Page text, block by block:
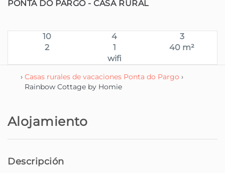
PONTA DO PARGO -CASA RURAL
10 4
3
2
1
40 m²
wifi
› Casas rurales de vacaciones Ponta do Pargo ›
Rainbow Cottage by Homie
Alojamiento
Descripción